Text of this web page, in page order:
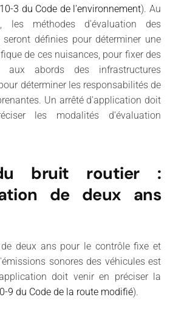
3 du Code de l'environnement). Au
les méthodes d'évaluation des
définies pour déterminer une
de ces nuisances, pour fixer des
aux abords des infrastructures
déterminer les responsabilités de
Un arrêté d'application doit
les modalités d'évaluation
bruit routier :
de deux ans
deux ans pour le contrôle fixe et
sonores des véhicules est
doit venir en préciser la
9 du Code de la route modifié).